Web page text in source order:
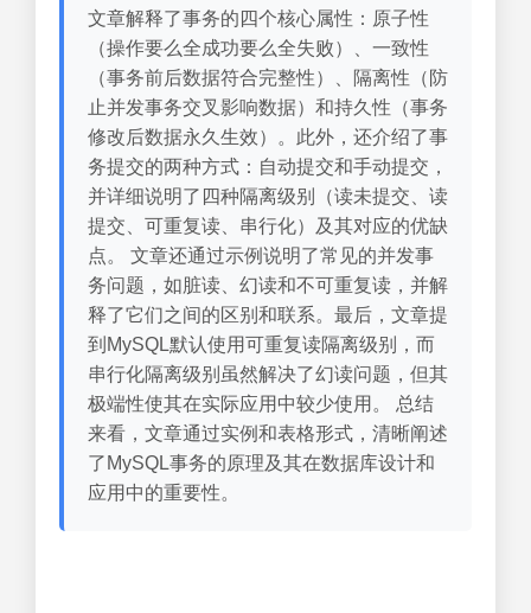
文章解释了事务的四个核心属性：原子性
（操作要么全成功要么全失败）、一致性
（事务前后数据符合完整性）、隔离性（防
止并发事务交叉影响数据）和持久性（事务
修改后数据永久生效）。此外，还介绍了事
务提交的两种方式：自动提交和手动提交，
并详细说明了四种隔离级别（读未提交、读
提交、可重复读、串行化）及其对应的优缺
点。 文章还通过示例说明了常见的并发事
务问题，如脏读、幻读和不可重复读，并解
释了它们之间的区别和联系。最后，文章提
到MySQL默认使用可重复读隔离级别，而
串行化隔离级别虽然解决了幻读问题，但其
极端性使其在实际应用中较少使用。 总结
来看，文章通过实例和表格形式，清晰阐述
了MySQL事务的原理及其在数据库设计和
应用中的重要性。